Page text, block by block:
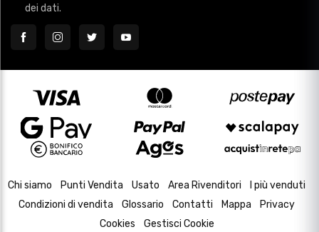
dei dati.
Chi siamo Punti Vendita Usato Area Rivenditori
I più venduti
Condizioni di vendita
Glossario Contatti Mappa
Privacy
Cookies
Gestisci Cookie